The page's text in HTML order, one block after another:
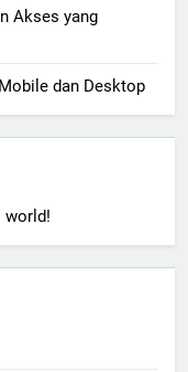
Akses yang
dan Desktop
world!